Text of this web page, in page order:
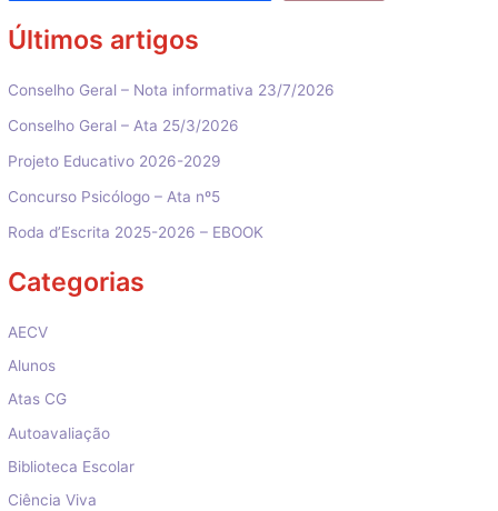
Últimos artigos
Conselho Geral – Nota informativa 23/7/2026
Conselho Geral – Ata 25/3/2026
Projeto Educativo 2026-2029
Concurso Psicólogo – Ata nº5
Roda d’Escrita 2025-2026 – EBOOK
Categorias
AECV
Alunos
Atas CG
Autoavaliação
Biblioteca Escolar
Ciência Viva